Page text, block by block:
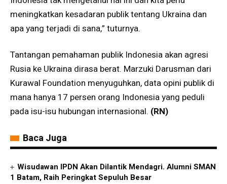
meningkatkan kesadaran publik tentang Ukraina dan
apa yang terjadi di sana,” tuturnya.
Tantangan pemahaman publik Indonesia akan agresi
Rusia ke Ukraina dirasa berat. Marzuki Darusman dari
Kurawal Foundation menyuguhkan, data opini publik di
mana hanya 17 persen orang Indonesia yang peduli
pada isu-isu hubungan internasional. (RN)
Baca Juga
Wisudawan IPDN Akan Dilantik Mendagri. Alumni SMAN
1 Batam, Raih Peringkat Sepuluh Besar